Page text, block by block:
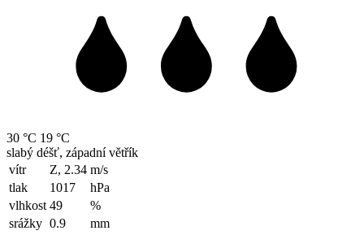
30 °C 19 °C
slabý déšť, západní větřík
vítr
Z, 2.34 m/s
tlak
1017
hPa
vlhkost 49
%
srážky 0.9 mm